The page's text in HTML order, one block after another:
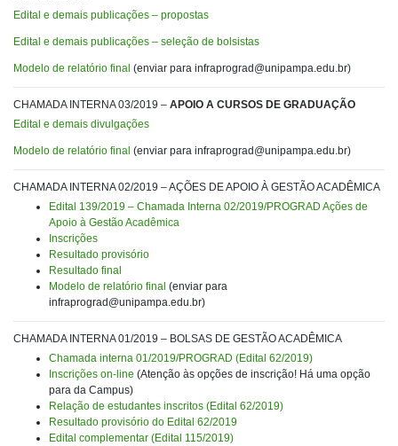
Edital e demais publicações – propostas
Edital e demais publicações – seleção de bolsistas
Modelo de relatório final (enviar para infraprograd@unipampa.edu.br)
CHAMADA INTERNA 03/2019 – APOIO A CURSOS DE GRADUAÇÃO
Edital e demais divulgações
Modelo de relatório final (enviar para infraprograd@unipampa.edu.br)
CHAMADA INTERNA 02/2019 – AÇÕES DE APOIO À GESTÃO ACADÊMICA
Edital 139/2019 – Chamada Interna 02/2019/PROGRAD Ações de
Apoio à Gestão Acadêmica
Inscrições
Resultado provisório
Resultado final
Modelo de relatório final (enviar para
infraprograd@unipampa.edu.br)
CHAMADA INTERNA 01/2019 – BOLSAS DE GESTÃO ACADÊMICA
Chamada interna 01/2019/PROGRAD (Edital 62/2019)
Inscrições on-line (Atenção às opções de inscrição! Há uma opção
para da Campus)
Relação de estudantes inscritos (Edital 62/2019)
Resultado provisório do Edital 62/2019
Edital complementar (Edital 115/2019)